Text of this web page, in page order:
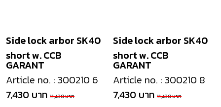
GARANT
Side lock arbor SK40
short w. CCB
Article no. : 300210 6
7,430 บาท 11,430 บาท
GARANT
Side lock arbor SK40
short w. CCB
Article no. : 300210 8
7,430 บาท 11,430 บาท